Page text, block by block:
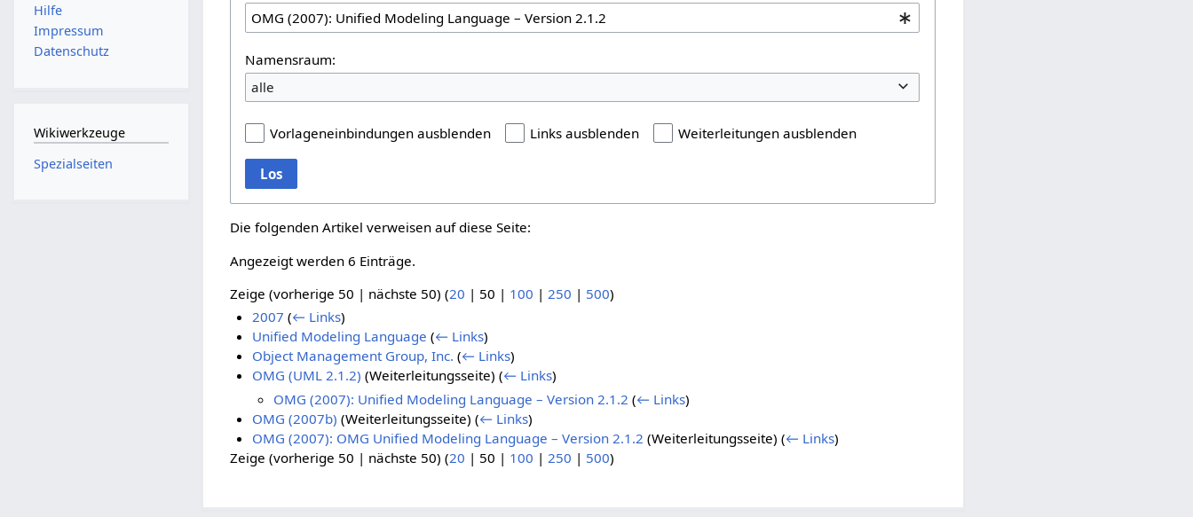
Namensraum:
alle
Vorlageneinbindungen ausblenden Links ausblenden Weiterleitungen ausblenden
Los
Die folgenden Artikel verweisen auf diese Seite:
Angezeigt werden 6 Einträge.
Zeige (vorherige 50 | nächste 50) (20 | 50 | 100 | 250 | 500)
2007 (← Links)
Unified Modeling Language (← Links)
Object Management Group, Inc. (← Links)
OMG (UML 2.1.2) (Weiterleitungsseite) (← Links)
OMG (2007): Unified Modeling Language – Version 2.1.2 (← Links)
OMG (2007b) (Weiterleitungsseite) (← Links)
OMG (2007): OMG Unified Modeling Language – Version 2.1.2 (Weiterleitungsseite) (← Links)
Zeige (vorherige 50 | nächste 50) (20 | 50 | 100 | 250 | 500)
Hilfe
Impressum
Datenschutz
Wikiwerkzeuge
Spezialseiten